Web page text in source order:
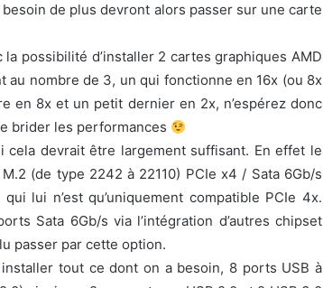
de plus devront alors passer sur une carte
possibilité d’installer 2 cartes graphiques AMD
au nombre de 3, un qui fonctionne en 16x (ou 8x
en 8x et un petit dernier en 2x, n’espérez donc
brider les performances
devrait être largement suffisant. En effet le
(de type 2242 à 22110) PCIe x4 / Sata 6Gb/s
lui n’est qu’uniquement compatible PCIe 4x.
Sata 6Gb/s via l’intégration d’autres chipset
passer par cette option.
tout ce dont on a besoin, 8 ports USB à